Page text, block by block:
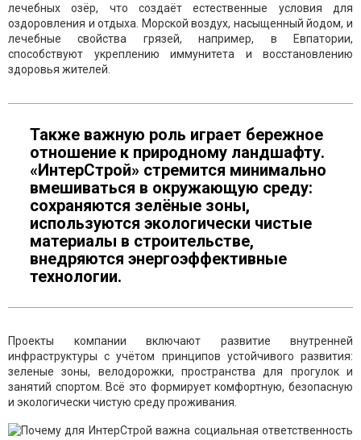
лечебных озёр, что создаёт естественные условия для
оздоровления и отдыха. Морской воздух, насыщенный йодом, и
лечебные свойства грязей, например, в Евпатории,
способствуют укреплению иммунитета и восстановлению
здоровья жителей.
Также важную роль играет бережное
отношение к природному ландшафту.
«ИнтерСтрой» стремится минимально
вмешиваться в окружающую среду:
сохраняются зелёные зоны,
используются экологически чистые
материалы в строительстве,
внедряются энергоэффективные
технологии.
Проекты компании включают развитие внутренней
инфраструктуры с учётом принципов устойчивого развития:
зеленые зоны, велодорожки, пространства для прогулок и
занятий спортом. Всё это формирует комфортную, безопасную
и экологически чистую среду проживания.